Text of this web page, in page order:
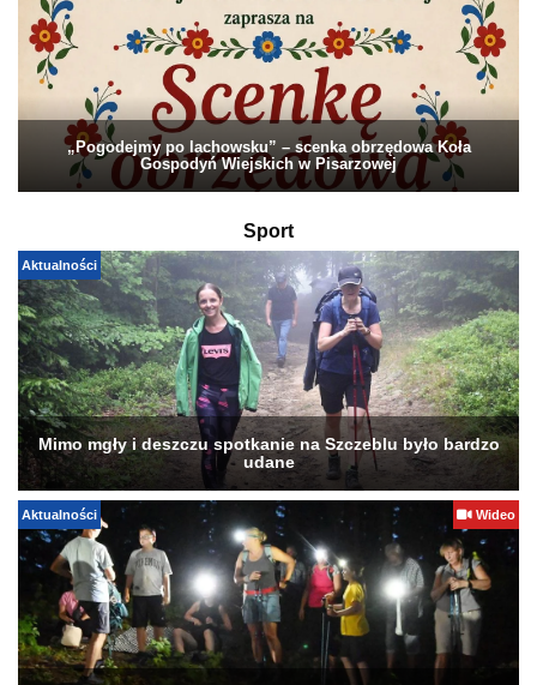
„Pogodejmy po lachowsku” – scenka obrzędowa Koła
Gospodyń Wiejskich w Pisarzowej
Sport
Aktualności
Mimo mgły i deszczu spotkanie na Szczeblu było bardzo
udane
Aktualności Wideo